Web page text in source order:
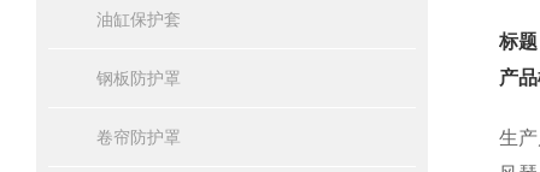
油缸保护套
钢板防护罩
卷帘防护罩
标
产
生